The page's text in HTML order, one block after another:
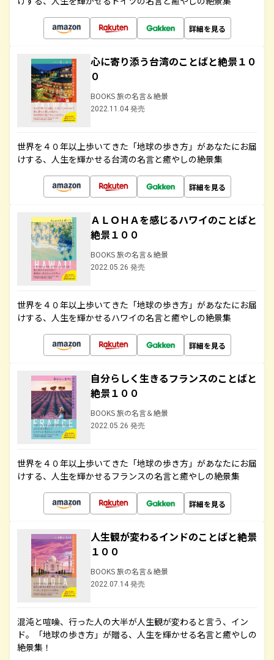
詳細を見る
心に寄り添う台湾のことばと絶景１０
０
BOOKS 旅の名言＆絶景
2022.11.04 発売
世界を４０年以上歩いてきた「地球の歩き方」があなたにお届
けする、人生を輝かせる台湾の名言と癒やしの絶景集
詳細を見る
ＡＬＯＨＡを感じるハワイのことばと
絶景１００
BOOKS 旅の名言＆絶景
2022.05.26 発売
世界を４０年以上歩いてきた「地球の歩き方」があなたにお届
けする、人生を輝かせるハワイの名言と癒やしの絶景集
詳細を見る
自分らしく生きるフランスのことばと
絶景１００
BOOKS 旅の名言＆絶景
2022.05.26 発売
世界を４０年以上歩いてきた「地球の歩き方」があなたにお届
けする、人生を輝かせるフランスの名言と癒やしの絶景集
詳細を見る
人生観が変わるインドのことばと絶景
１００
BOOKS 旅の名言＆絶景
2022.07.14 発売
混沌と喧噪、行った人の大半が人生観が変わると言う、イン
ド。「地球の歩き方」が贈る、人生を輝かせる名言と癒やしの
絶景集！